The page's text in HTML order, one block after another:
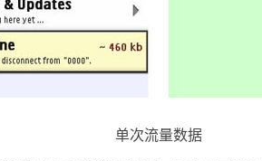
单次流量数据